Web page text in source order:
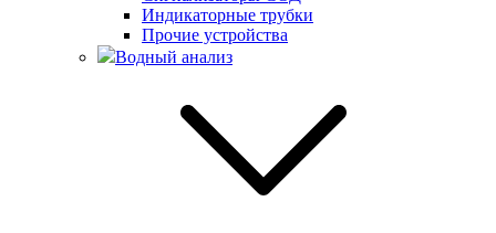
Индикаторные трубки
Прочие устройства
Водный анализ